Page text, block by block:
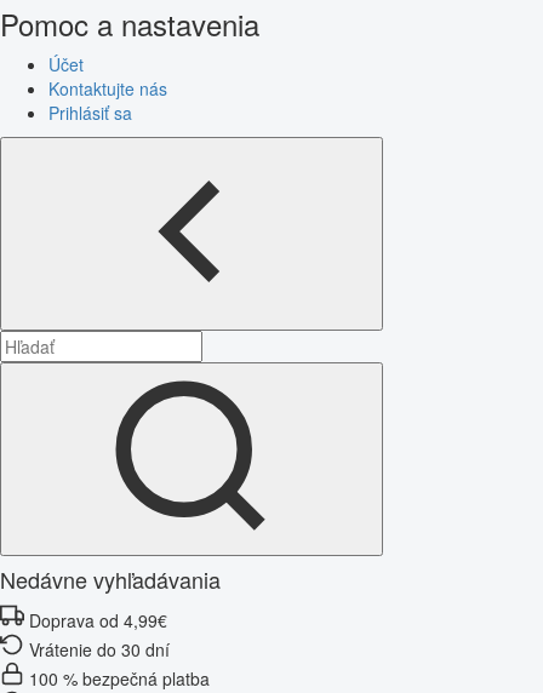
Pomoc a nastavenia
Účet
Kontaktujte nás
Prihlásiť sa
Nedávne vyhľadávania
Doprava od 4,99€
Vrátenie do 30 dní
100 % bezpečná platba